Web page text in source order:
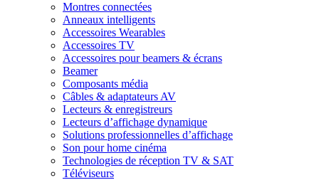
Montres connectées
Anneaux intelligents
Accessoires Wearables
Accessoires TV
Accessoires pour beamers & écrans
Beamer
Composants média
Câbles & adaptateurs AV
Lecteurs & enregistreurs
Lecteurs d’affichage dynamique
Solutions professionnelles d’affichage
Son pour home cinéma
Technologies de réception TV & SAT
Téléviseurs